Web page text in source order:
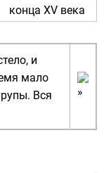
конца XV века
и
мало
Вся